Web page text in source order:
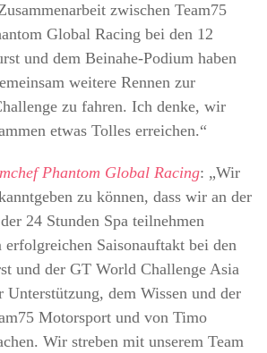
zwischen Team75
Global Racing bei den 12
und dem Beinahe-Podium haben
weitere Rennen zur
zu fahren. Ich denke, wir
etwas Tolles erreichen.“
Phantom Global Racing: „Wir
zu können, dass wir an der
24 Stunden Spa teilnehmen
erfolgreichen Saisonauftakt bei den
und der GT World Challenge Asia
dem Wissen und der
Motorsport und von Timo
Wir streben mit unserem Team